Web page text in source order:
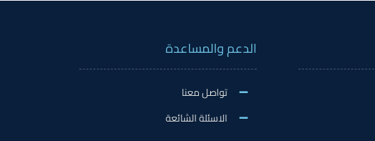
الدعم والمساعدة
تواصل معنا
الاسئلة الشائعة